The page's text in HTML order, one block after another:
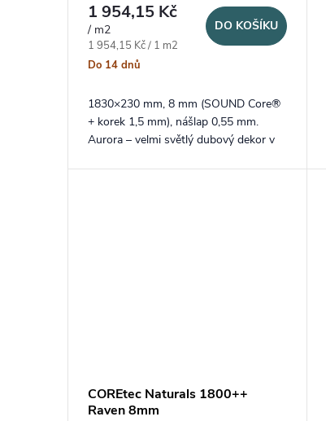
1 954,15 Kč
/ m2
Měrná cena:
1 954,15 Kč / 1 m2
Do 14 dnů
DO KOŠÍKU
1830×230 mm, 8 mm (SOUND Core®
+ korek 1,5 mm), nášlap 0,55 mm.
Aurora – velmi světlý dubový dekor v
COREtec Naturals 1800++
Raven 8mm